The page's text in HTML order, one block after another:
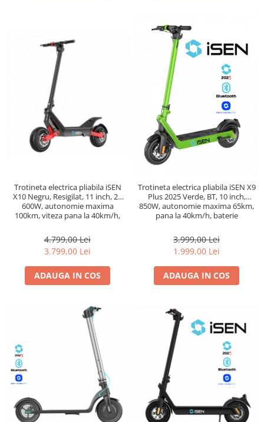
Trotineta electrica pliabila iSEN
X10 Negru, Resigilat, 11 inch, 2x
600W, autonomie maxima
100km, viteza pana la 40km/h,
4.799,00 Lei
3.799,00 Lei
ADAUGA IN COS
Trotineta electrica pliabila iSEN X9
Plus 2025 Verde, BT, 10 inch,
850W, autonomie maxima 65km,
pana la 40km/h, baterie
3.999,00 Lei
1.999,00 Lei
ADAUGA IN COS